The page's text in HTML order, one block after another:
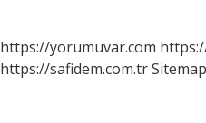
https://yorumuvar.com
https://safidem.com.trSitemap